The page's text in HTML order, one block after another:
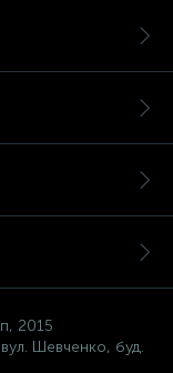
2015
Шевченко, буд.